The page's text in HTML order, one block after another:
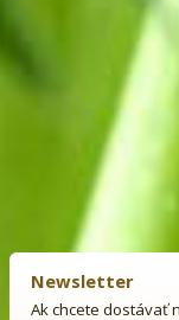
Newsletter
Ak chcete dostávať